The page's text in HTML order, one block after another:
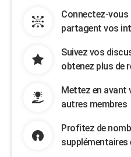
Connectez-vous
partagent vos
Suivez vos
obtenez plus de
Mettez en avant
autres membres
Profitez de